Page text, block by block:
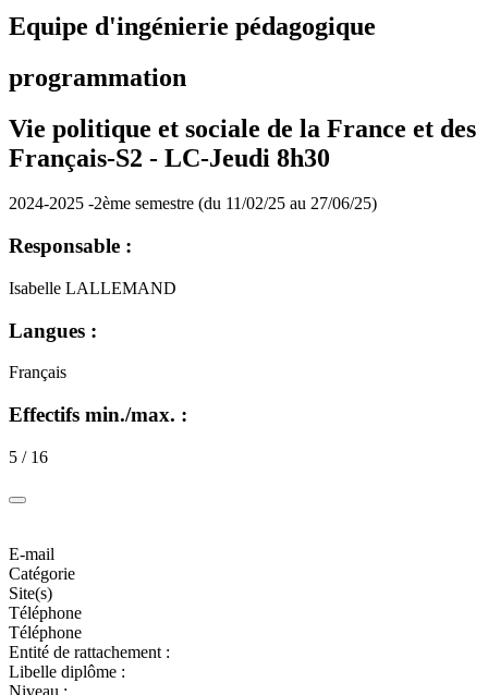
Equipe d'ingénierie pédagogique
programmation
Vie politique et sociale de la France et des
Français-S2 - LC-Jeudi 8h30
2024-2025 -2ème semestre (du 11/02/25 au 27/06/25)
Responsable :
Isabelle LALLEMAND
Langues :
Français
Effectifs min./max. :
5 / 16
E-mail
Catégorie
Site(s)
Téléphone
Téléphone
Entité de rattachement :
Libelle diplôme :
Niveau :